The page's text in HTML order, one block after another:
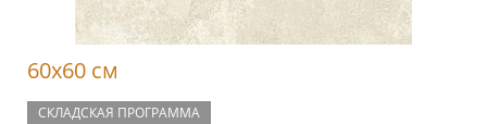
60x60 см
СКЛАДСКАЯ ПРОГРАММА